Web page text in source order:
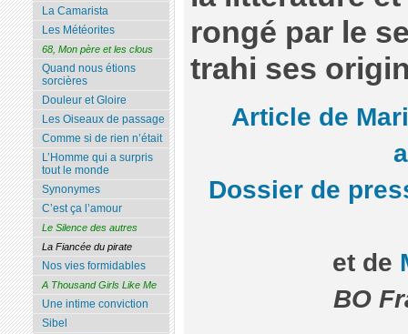
rongé par le
trahi ses
Article de
Dossier de
et de
BO
La Camarista
Les Météorites
68, Mon père et les clous
Quand nous étions
sorcières
Douleur et Gloire
Les Oiseaux de passage
Comme si de rien n’était
L’Homme qui a surpris
tout le monde
Synonymes
C’est ça l’amour
Le Silence des autres
La Fiancée du pirate
Nos vies formidables
A Thousand Girls Like Me
Une intime conviction
Sibel